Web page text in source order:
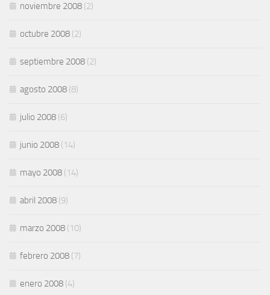
noviembre 2008 (2)
octubre 2008 (2)
septiembre 2008 (2)
agosto 2008 (8)
julio 2008 (6)
junio 2008 (14)
mayo 2008 (14)
abril 2008 (9)
marzo 2008 (10)
febrero 2008 (7)
enero 2008 (4)